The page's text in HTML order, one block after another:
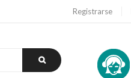
Registrarse